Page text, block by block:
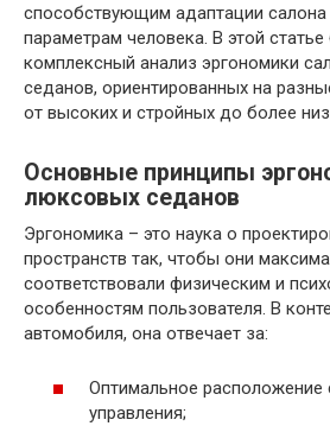
способствующим адаптации
параметрам человека. В этой
комплексный анализ эргономики
седанов, ориентированных на
от высоких и стройных до более
Основные принципы
люксовых седанов
Эргономика – это наука о
пространств так, чтобы они
соответствовали физическим и
особенностям пользователя. В
автомобиля, она отвечает за:
Оптимальное расположение
управления;